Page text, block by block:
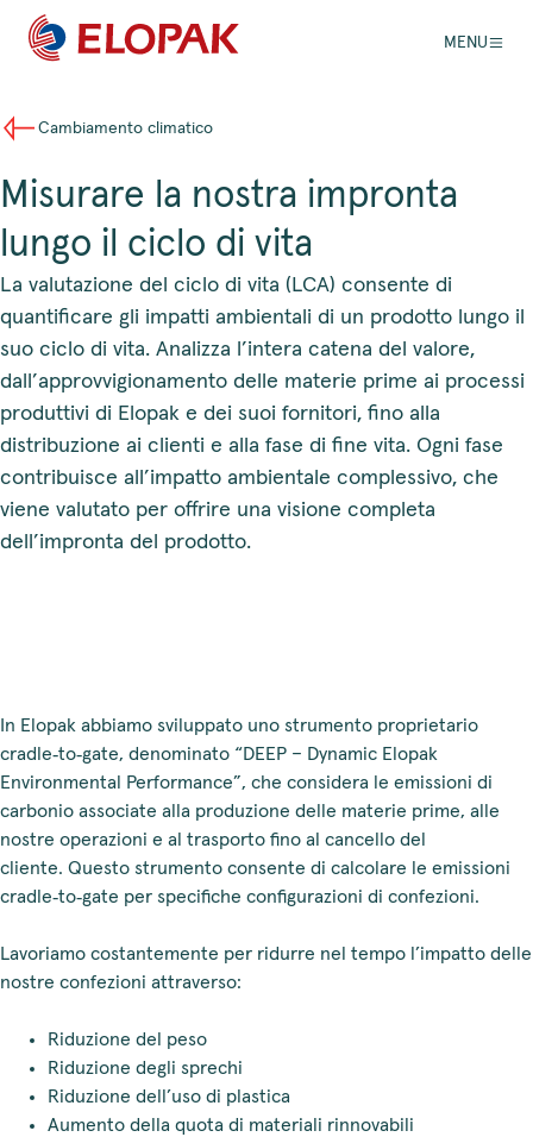
MENU
Cambiamento climatico
Misurare la nostra impronta
lungo il ciclo di vita
La valutazione del ciclo di vita (LCA) consente di
quantificare gli impatti ambientali di un prodotto lungo il
suo ciclo di vita. Analizza l’intera catena del valore,
dall’approvvigionamento delle materie prime ai processi
produttivi di Elopak e dei suoi fornitori, fino alla
distribuzione ai clienti e alla fase di fine vita. Ogni fase
contribuisce all’impatto ambientale complessivo, che
viene valutato per offrire una visione completa
dell’impronta del prodotto.
In Elopak abbiamo sviluppato uno strumento proprietario
cradle‑to‑gate, denominato “DEEP – Dynamic Elopak
Environmental Performance”, che considera le emissioni di
carbonio associate alla produzione delle materie prime, alle
nostre operazioni e al trasporto fino al cancello del
cliente. Questo strumento consente di calcolare le emissioni
cradle‑to‑gate per specifiche configurazioni di confezioni.
Lavoriamo costantemente per ridurre nel tempo l’impatto delle
nostre confezioni attraverso:
Riduzione del peso
Riduzione degli sprechi
Riduzione dell’uso di plastica
Aumento della quota di materiali rinnovabili